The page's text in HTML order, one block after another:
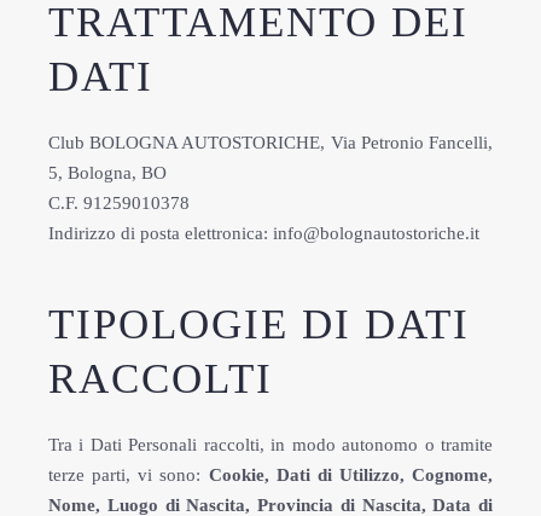
TRATTAMENTO DEI
DATI
Club BOLOGNA AUTOSTORICHE, Via Petronio Fancelli,
5, Bologna, BO
C.F. 91259010378
Indirizzo di posta elettronica: info@bolognautostoriche.it
TIPOLOGIE DI DATI
RACCOLTI
Tra i Dati Personali raccolti, in modo autonomo o tramite
terze parti, vi sono: Cookie, Dati di Utilizzo, Cognome,
Nome, Luogo di Nascita, Provincia di Nascita, Data di